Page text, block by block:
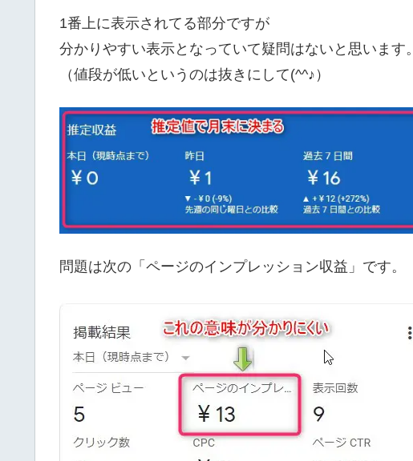
1番上に表示されてる部分ですが
分かりやすい表示となっていて疑問はないと思います。
（値段が低いというのは抜きにして(^^♪）
問題は次の「ページのインプレッション収益」です。